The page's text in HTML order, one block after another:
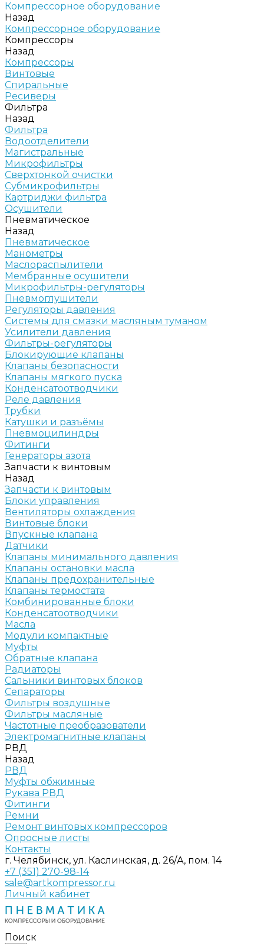
Компрессорное оборудование
Назад
Компрессорное оборудование
Компрессоры
Назад
Компрессоры
Винтовые
Спиральные
Ресиверы
Фильтра
Назад
Фильтра
Водоотделители
Магистральные
Микрофильтры
Сверхтонкой очистки
Субмикрофильтры
Картриджи фильтра
Осушители
Пневматическое
Назад
Пневматическое
Манометры
Маслораспылители
Мембранные осушители
Микрофильтры-регуляторы
Пневмоглушители
Регуляторы давления
Системы для смазки масляным туманом
Усилители давления
Фильтры-регуляторы
Блокирующие клапаны
Клапаны безопасности
Клапаны мягкого пуска
Конденсатоотводчики
Реле давления
Трубки
Катушки и разъёмы
Пневмоцилиндры
Фитинги
Генераторы азота
Запчасти к винтовым
Назад
Запчасти к винтовым
Блоки управления
Вентиляторы охлаждения
Винтовые блоки
Впускные клапана
Датчики
Клапаны минимального давления
Клапаны остановки масла
Клапаны предохранительные
Клапаны термостата
Комбинированные блоки
Конденсатоотводчики
Масла
Модули компактные
Муфты
Обратные клапана
Радиаторы
Сальники винтовых блоков
Сепараторы
Фильтры воздушные
Фильтры масляные
Частотные преобразователи
Электромагнитные клапаны
РВД
Назад
РВД
Муфты обжимные
Рукава РВД
Фитинги
Ремни
Ремонт винтовых компрессоров
Опросные листы
Контакты
г. Челябинск, ул. Каслинская, д. 26/А, пом. 14
+7 (351) 270-98-14
sale@artkompressor.ru
Личный кабинет
Поиск